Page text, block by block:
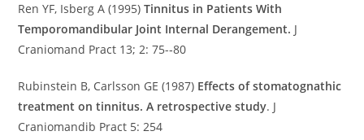
Ren YF, Isberg A (1995)Tinnitus in Patients With
Temporomandibular Joint Internal Derangement. J
Craniomand Pract 13; 2: 75-­‐80
Rubinstein B, Carlsson GE (1987) Effects of stomatognathic
treatment on tinnitus. A retrospective study. J
Craniomandib Pract 5: 254